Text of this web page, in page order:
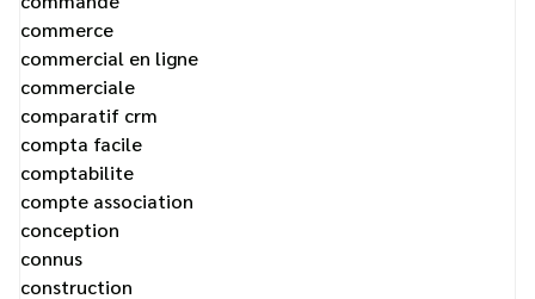
commerce
commercial en ligne
commerciale
comparatif crm
compta facile
comptabilite
compte association
conception
connus
construction